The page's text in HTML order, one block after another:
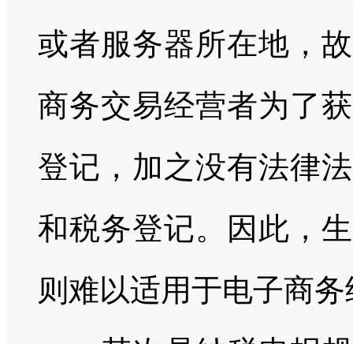
或者服务器所在地，
商务交易经营者为了
登记，加之没有法律
和税务登记。因此，
则难以适用于电子商